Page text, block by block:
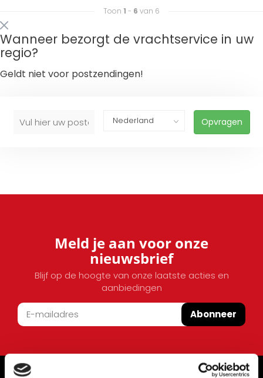
Toon 1 - 6 van 6
Wanneer bezorgt de vrachtservice in uw
regio?
Geldt niet voor postzendingen!
Opvragen
Meld je aan voor onze
nieuwsbrief
Blijf op de hoogte van onze laatste acties en
aanbiedingen
Abonneer